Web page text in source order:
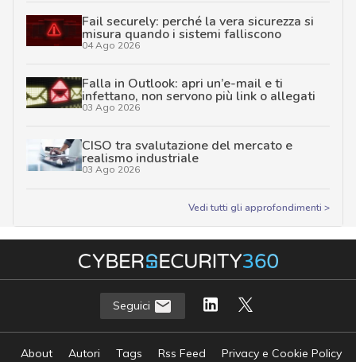
Fail securely: perché la vera sicurezza si
misura quando i sistemi falliscono
04 Ago 2026
Falla in Outlook: apri un’e-mail e ti
infettano, non servono più link o allegati
03 Ago 2026
CISO tra svalutazione del mercato e
realismo industriale
03 Ago 2026
Vedi tutti gli approfondimenti >
Seguici
About Autori Tags Rss Feed
Privacy e Cookie Policy